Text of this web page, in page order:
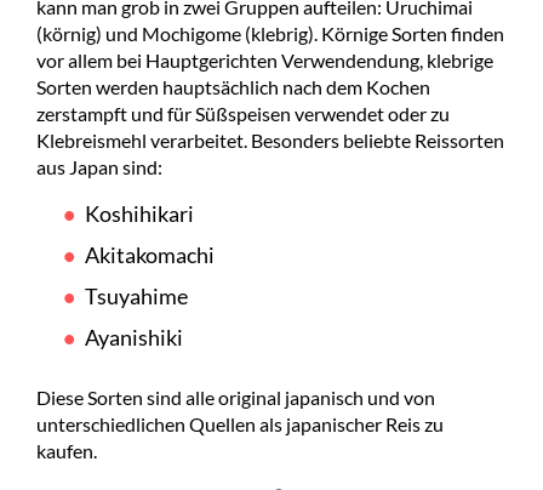
kann man grob in zwei Gruppen aufteilen: Uruchimai
(körnig) und Mochigome (klebrig). Körnige Sorten finden
vor allem bei Hauptgerichten Verwendendung, klebrige
Sorten werden hauptsächlich nach dem Kochen
zerstampft und für Süßspeisen verwendet oder zu
Klebreismehl verarbeitet. Besonders beliebte Reissorten
aus Japan sind:
Koshihikari
Akitakomachi
Tsuyahime
Ayanishiki
Diese Sorten sind alle original japanisch und von
unterschiedlichen Quellen als japanischer Reis zu
kaufen.